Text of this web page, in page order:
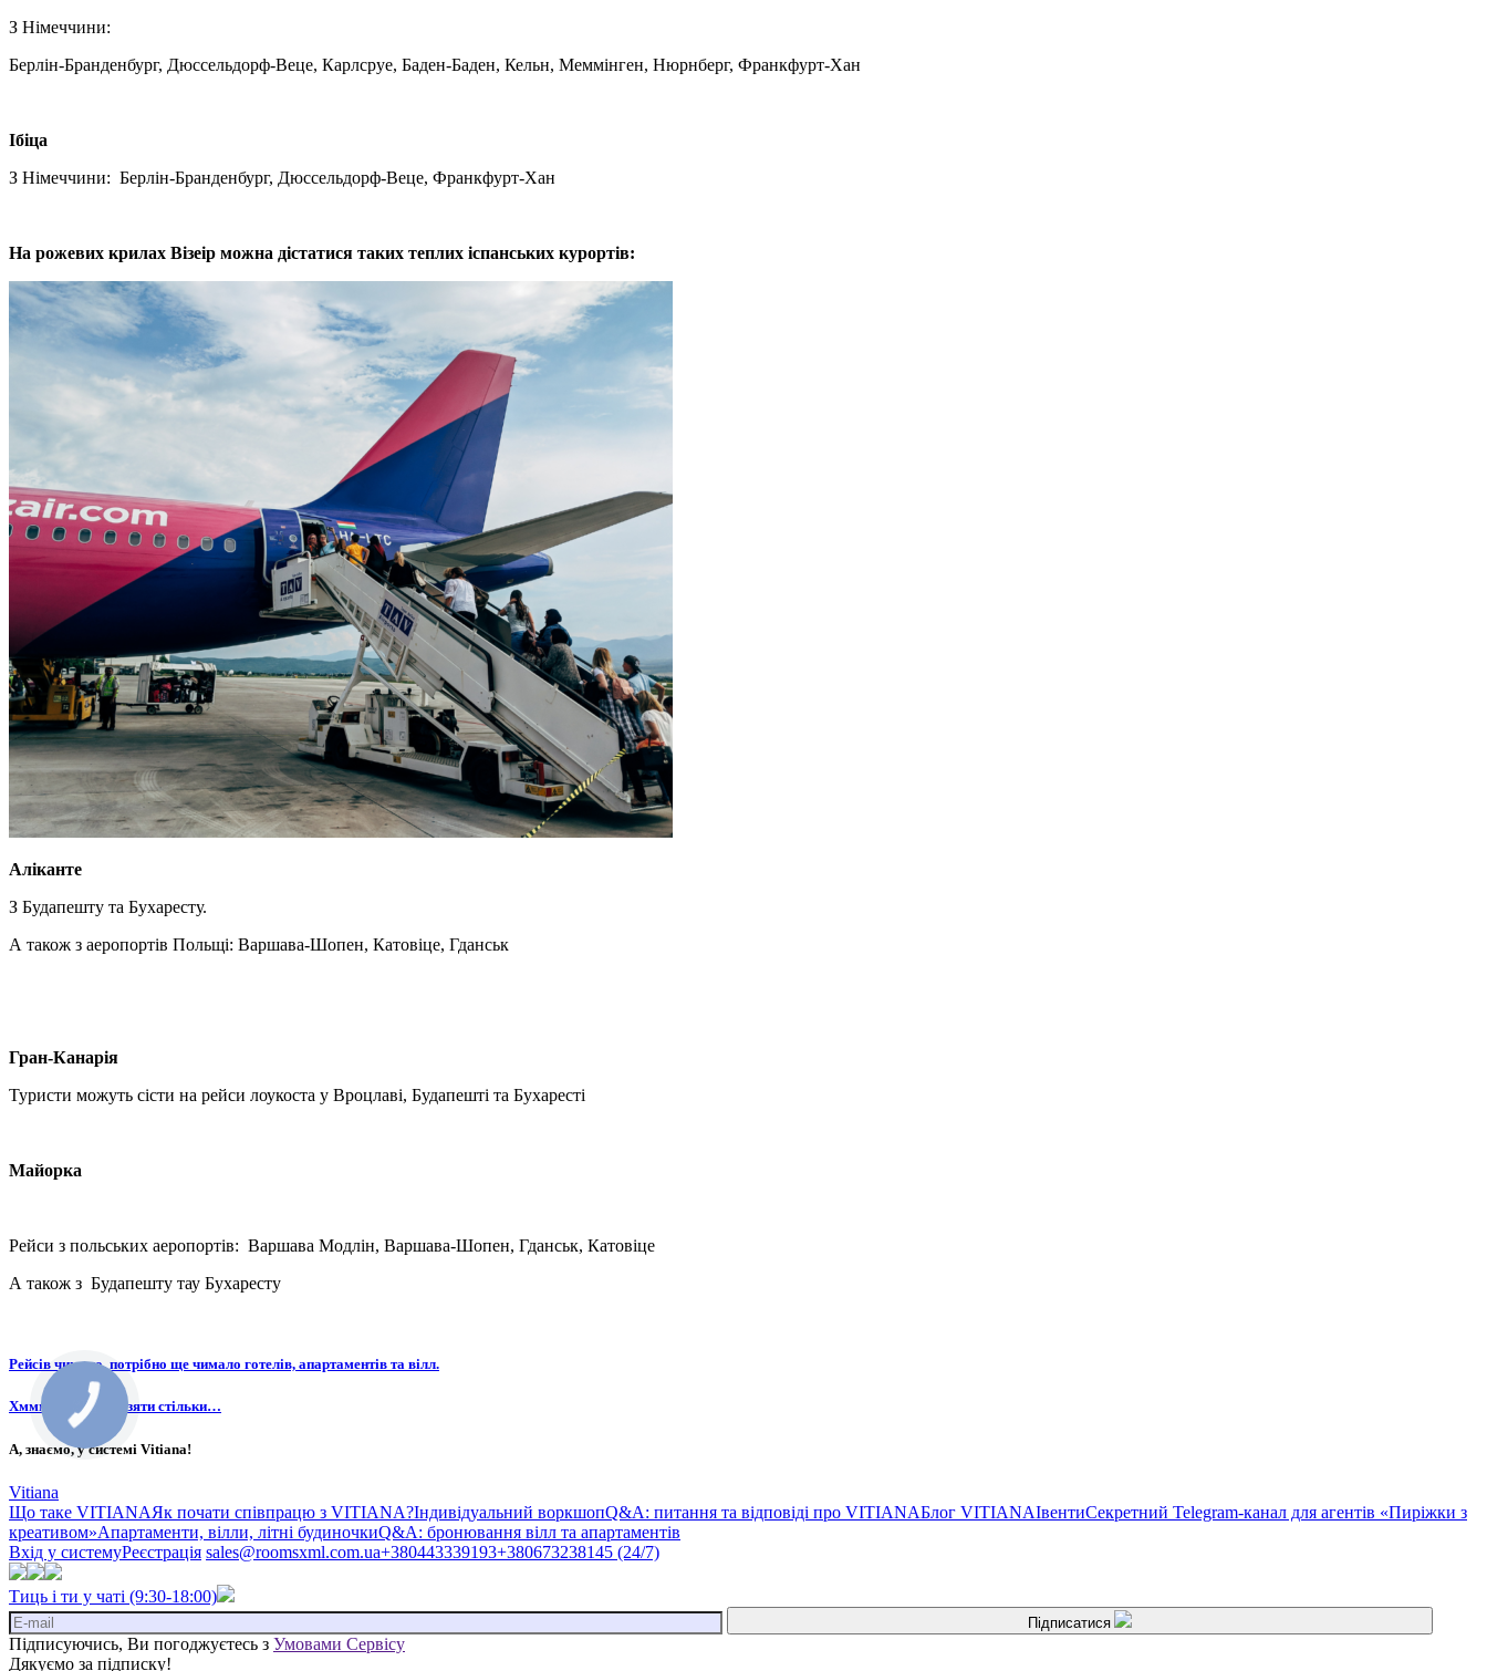
З Німеччини:
Берлін-Бранденбург, Дюссельдорф-Веце, Карлсруе, Баден-Баден, Кельн, Меммінген, Нюрнберг, Франкфурт-Хан
Ібіца
З Німеччини: Берлін-Бранденбург, Дюссельдорф-Веце, Франкфурт-Хан
На рожевих крилах Візеір можна дістатися таких теплих іспанських курортів:
Аліканте
З Будапешту та Бухаресту.
А також з аеропортів Польщі: Варшава-Шопен, Катовіце, Гданськ
Гран-Канарія
Туристи можуть сісти на рейси лоукоста у Вроцлаві, Будапешті та Бухаресті
Майорка
Рейси з польських аеропортів: Варшава Модлін, Варшава-Шопен, Гданськ, Катовіце
А також з Будапешту тау Бухаресту
Рейсів чимало, потрібно ще чимало готелів, апартаментів та вілл.
Хммм, де ж це їх взяти стільки…
А, знаємо, у системі Vitiana!
Vitiana
Що таке VITIANAЯк почати співпрацю з VITIANA?Індивідуальний воркшопQ&A: питання та відповіді про VITIANAБлог VITIANAІвентиСекретний Telegram-канал для агентів «Пиріжки з
креативом»Апартаменти, вілли, літні будиночкиQ&A: бронювання вілл та апартаментів
Вхід у системуРеєстрація sales@roomsxml.com.ua+380443339193+380673238145 (24/7)
Тиць і ти у чаті (9:30-18:00)
Підписатися
Підписуючись, Ви погоджуєтесь з Умовами Сервісу
Дякуємо за підписку!